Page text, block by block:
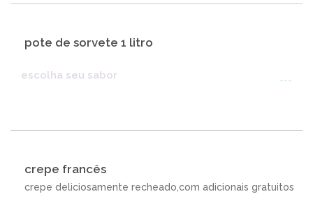
pote de sorvete 1 litro
escolha seu sabor ---
crepe francês
crepe deliciosamente recheado,com adicionais gratuitos